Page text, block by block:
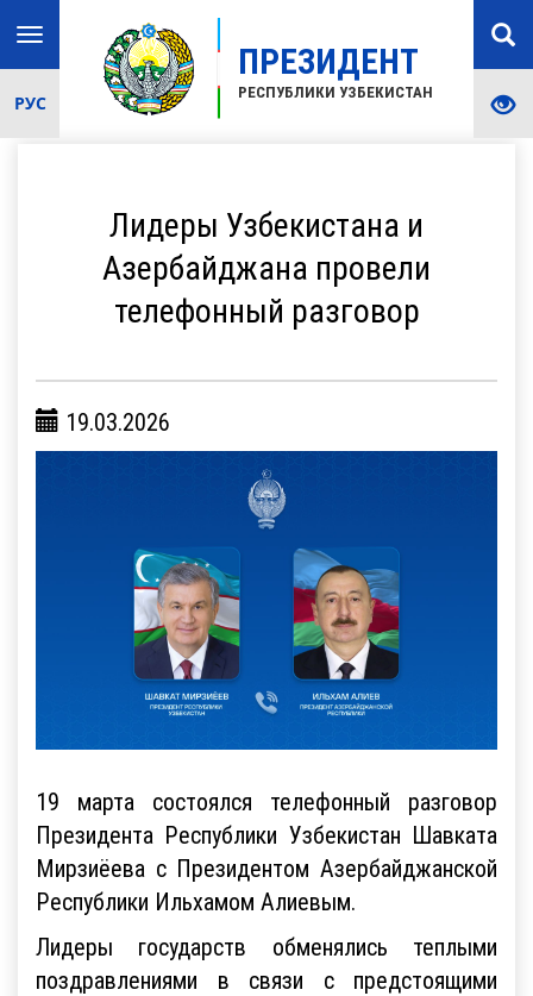
ПРЕЗИДЕНТ
РЕСПУБЛИКИ УЗБЕКИСТАН
Toggle
navigation
РУС
Лидеры Узбекистана и
Азербайджана провели
телефонный разговор
19.03.2026
19 марта состоялся телефонный разговор
Президента Республики Узбекистан Шавката
Мирзиёева с Президентом Азербайджанской
Республики Ильхамом Алиевым.
Лидеры государств обменялись теплыми
поздравлениями в связи с предстоящими